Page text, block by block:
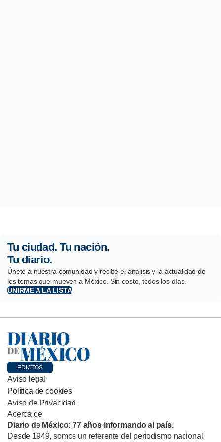
Tu ciudad. Tu nación.
Tu diario.
Únete a nuestra comunidad y recibe el análisis y la actualidad de
los temas que mueven a México. Sin costo, todos los días.
UNIRME A LA LISTA
EDICTOS
Aviso legal
Política de cookies
Aviso de Privacidad
Acerca de
Diario de México: 77 años informando al país.
Desde 1949, somos un referente del periodismo nacional,